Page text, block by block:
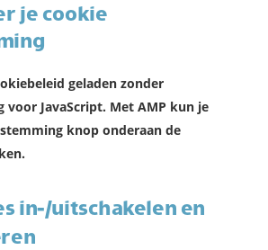
je cookie
geladen zonder
voor JavaScript. Met AMP kun je
knop onderaan de
in-/uitschakelen en